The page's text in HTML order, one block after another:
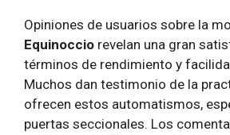
Opiniones de usuarios sobre la
Equinoccio revelan una gran
términos de rendimiento y
Muchos dan testimonio de la
ofrecen estos automatismos,
puertas seccionales. Los